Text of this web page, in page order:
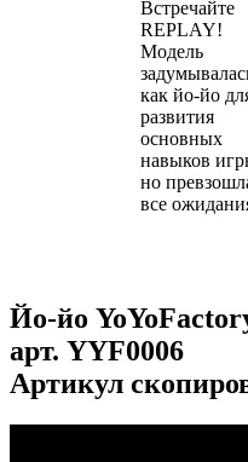
Встречайте
REPLAY!
Модель
как йо-йо
развития
основных
навыков
но
все
Йо-йо
арт. YYF0006
Артикул